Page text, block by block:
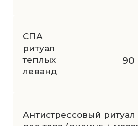
СПА
ритуал
теплых
леванд
90
Антистрессовый ритуал